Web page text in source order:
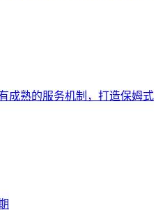
成熟的服务机制，打造保姆式